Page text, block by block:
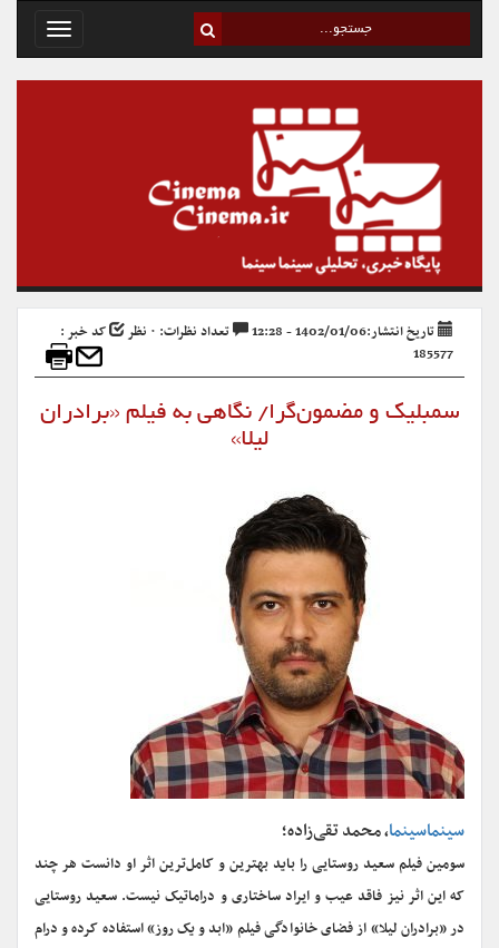
Toggle
تاریخ انتشار:1402/01/06 - 12:28 تعداد نظرات: ۰ نظر
کد خبر :
185577
سمبلیک و مضمون‌گرا/ نگاهی به فیلم «برادران
لیلا»
سینماسینما، محمد تقی‌زاده؛
سومین فیلم سعید روستایی را باید بهترین و کامل‌ترین اثر او دانست هر چند
که این اثر نیز فاقد عیب و ایراد ساختاری و دراماتیک نیست. سعید روستایی
در «برادران لیلا» از فضای خانوادگی فیلم «ابد و یک روز» استفاده کرده و درام